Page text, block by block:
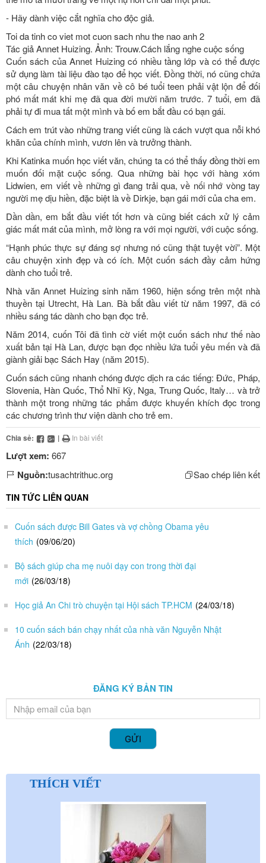
- Hãy dành việc cắt nghĩa cho độc giả.
Toi da tinh co viet mot cuon sach nhu the nao anh 2
Tác giả Annet Huizing. Ảnh: Trouw.Cách lắng nghe cuộc sống
Cuốn sách của Annet Huizing có nhiều tầng lớp và có thể được
sử dụng làm tài liệu đào tạo để học viết. Đồng thời, nó cũng chứa
một câu chuyện nhân văn về cô bé tuổi teen phải vật lộn để đối
phó mất mát khi mẹ đã qua đời mười năm trước. 7 tuổi, em đã
phải tự đi mua tất một mình và bố em bắt đầu có bạn gái.
Cách em trút vào những trang viết cũng là cách vượt qua nỗi khó
khăn của chính mình, vươn lên và trưởng thành.
Khi Katinka muốn học viết văn, chúng ta có thể thấy đồng thời em
muốn đối mặt cuộc sống. Qua những bài học với hàng xóm
Lidwien, em viết về những gì đang trải qua, về nối nhớ vòng tay
người mẹ dịu hiền, đặc biệt là về Dirkje, bạn gái mới của cha em.
Dần dần, em bắt đầu viết tốt hơn và cũng biết cách xử lý cảm
giác mất mát của mình, mở lòng ra với mọi người, với cuộc sống.
“Hạnh phúc thực sự đáng sợ nhưng nó cũng thật tuyệt vời”. Một
câu chuyện xinh đẹp và có ích. Một cuốn sách đầy cảm hứng
dành cho tuổi trẻ.
Nhà văn Annet Huizing sinh năm 1960, hiện sống trên một nhà
thuyền tại Utrecht, Hà Lan. Bà bắt đầu viết từ năm 1997, đã có
nhiều sáng tác dành cho bạn đọc trẻ.
Năm 2014, cuốn Tôi đã tình cờ viết một cuốn sách như thế nào
xuất bản tại Hà Lan, được bạn đọc nhiều lứa tuổi yêu mến và đã
giành giải bạc Sách Hay (năm 2015).
Cuốn sách cũng nhanh chóng được dịch ra các tiếng: Đức, Pháp,
Slovenia, Hàn Quốc, Thổ Nhĩ Kỳ, Nga, Trung Quốc, Italy… và trở
thành một trong những tác phẩm được khuyến khích đọc trong
các chương trình thư viện dành cho trẻ em.
Chia sẻ: | In bài viết
Lượt xem: 667
Nguồn:tusachtrithuc.org Sao chép liên kết
TIN TỨC LIÊN QUAN
Cuốn sách được Bill Gates và vợ chồng Obama yêu
thích (09/06/20)
Bộ sách giúp cha mẹ nuôi dạy con trong thời đại
mới (26/03/18)
Học giả An Chi trò chuyện tại Hội sách TP.HCM (24/03/18)
10 cuốn sách bán chạy nhất của nhà văn Nguyễn Nhật
Ánh (22/03/18)
ĐĂNG KÝ BẢN TIN
GỬI
THÍCH VIẾT